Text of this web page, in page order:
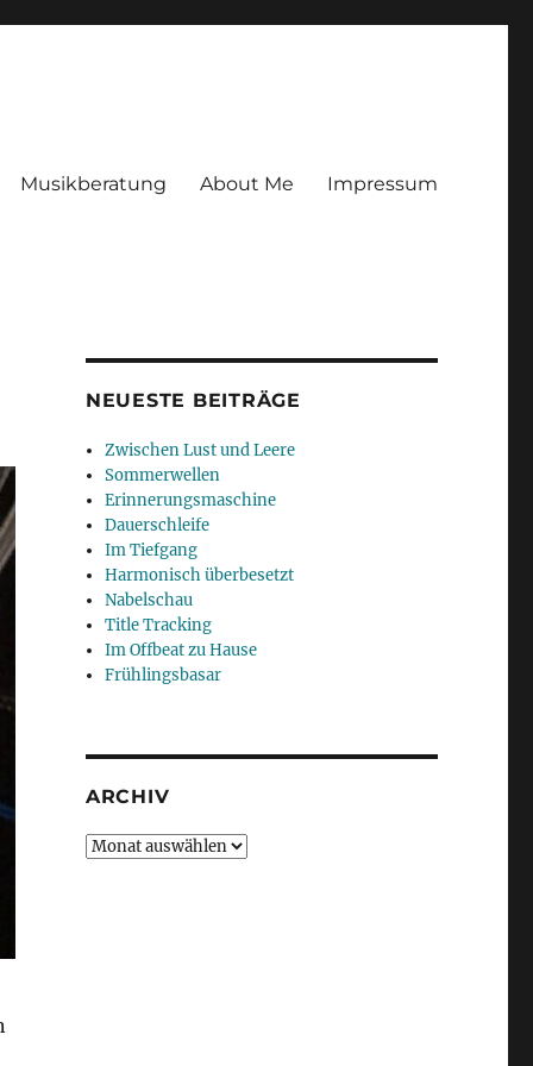
Musikberatung About Me Impressum
NEUESTE BEITRÄGE
Zwischen Lust und Leere
Sommerwellen
Erinnerungsmaschine
Dauerschleife
Im Tiefgang
Harmonisch überbesetzt
Nabelschau
Title Tracking
Im Offbeat zu Hause
Frühlingsbasar
ARCHIV
Archiv